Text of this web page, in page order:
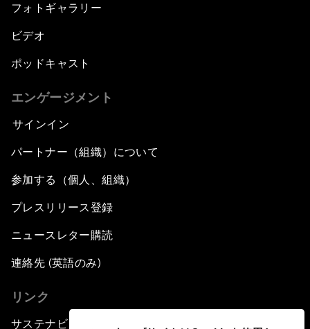
フォトギャラリー
ビデオ
ポッドキャスト
エンゲージメント
サインイン
パートナー（組織）について
参加する（個人、組織）
プレスリリース登録
ニュースレター購読
連絡先 (英語のみ)
リンク
サステナビリティへの取り組み